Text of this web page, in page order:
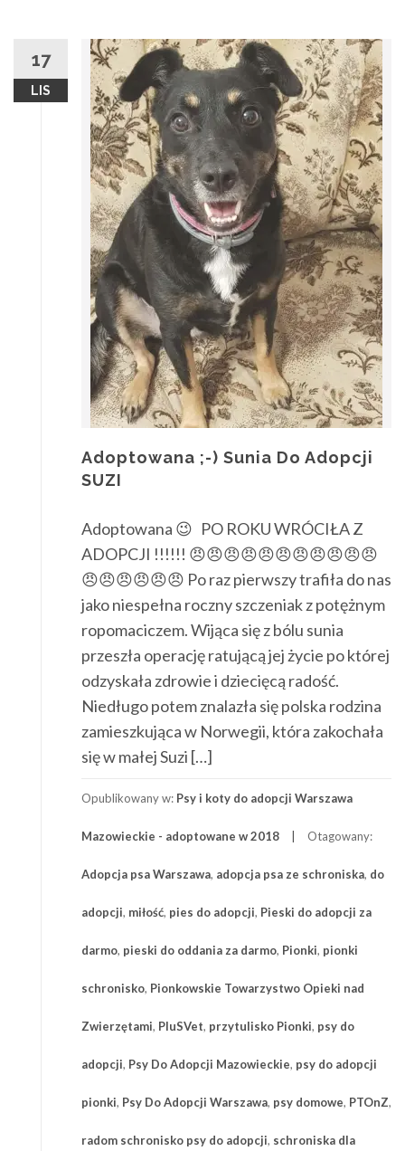
17
LIS
Adoptowana ;-) Sunia Do Adopcji
SUZI
Adoptowana 😉 PO ROKU WRÓCIŁA Z
ADOPCJI !!!!!! 😠😠😠😠😠😠😠😠😠😠😠
😠😠😠😠😠😠 Po raz pierwszy trafiła do nas
jako niespełna roczny szczeniak z potężnym
ropomaciczem. Wijąca się z bólu sunia
przeszła operację ratującą jej życie po której
odzyskała zdrowie i dziecięcą radość.
Niedługo potem znalazła się polska rodzina
zamieszkująca w Norwegii, która zakochała
się w małej Suzi […]
Opublikowany w: Psy i koty do adopcji Warszawa
Mazowieckie - adoptowane w 2018 Otagowany:
Adopcja psa Warszawa, adopcja psa ze schroniska, do
adopcji, miłość, pies do adopcji, Pieski do adopcji za
darmo, pieski do oddania za darmo, Pionki, pionki
schronisko, Pionkowskie Towarzystwo Opieki nad
Zwierzętami, PluSVet, przytulisko Pionki, psy do
adopcji, Psy Do Adopcji Mazowieckie, psy do adopcji
pionki, Psy Do Adopcji Warszawa, psy domowe, PTOnZ,
radom schronisko psy do adopcji, schroniska dla